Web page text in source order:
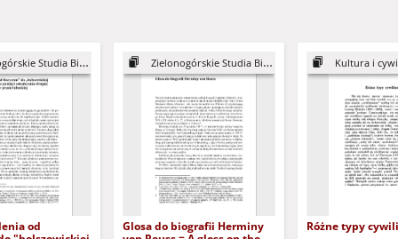
Studia Bibliotekoznawcze, z. 8
od
Zielonogórskie Studia Bibliotekoznawcze, z. 5
Glosa do biografii Herminy
Kultura i
Różne typy